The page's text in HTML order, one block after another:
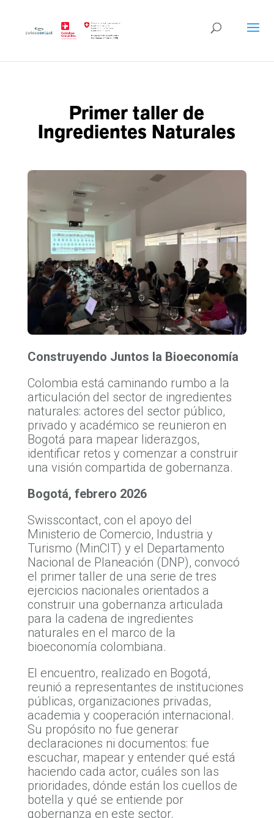
Primer taller de
Ingredientes Naturales
Construyendo Juntos la Bioeconomía
Colombia está caminando rumbo a la
articulación del sector de ingredientes
naturales: actores del sector público,
privado y académico se reunieron en
Bogotá para mapear liderazgos,
identificar retos y comenzar a construir
una visión compartida de gobernanza.
Bogotá, febrero 2026
Swisscontact, con el apoyo del
Ministerio de Comercio, Industria y
Turismo (MinCIT) y el Departamento
Nacional de Planeación (DNP), convocó
el primer taller de una serie de tres
ejercicios nacionales orientados a
construir una gobernanza articulada
para la cadena de ingredientes
naturales en el marco de la
bioeconomía colombiana.
El encuentro, realizado en Bogotá,
reunió a representantes de instituciones
públicas, organizaciones privadas,
academia y cooperación internacional.
Su propósito no fue generar
declaraciones ni documentos: fue
escuchar, mapear y entender qué está
haciendo cada actor, cuáles son las
prioridades, dónde están los cuellos de
botella y qué se entiende por
gobernanza en este sector.